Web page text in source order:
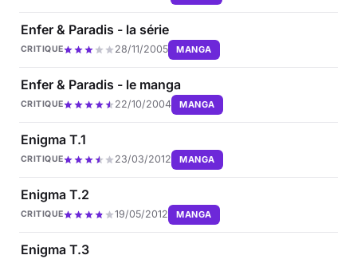
Enfer & Paradis - la série
CRITIQUE 28/11/2005 MANGA
Enfer & Paradis - le manga
CRITIQUE 22/10/2004 MANGA
Enigma T.1
CRITIQUE 23/03/2012 MANGA
Enigma T.2
CRITIQUE 19/05/2012 MANGA
Enigma T.3